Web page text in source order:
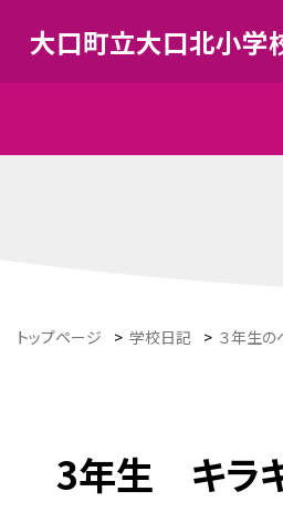
大口町立大口北小学
トップページ > 学校日記 > ３年生の
3年生 キラ